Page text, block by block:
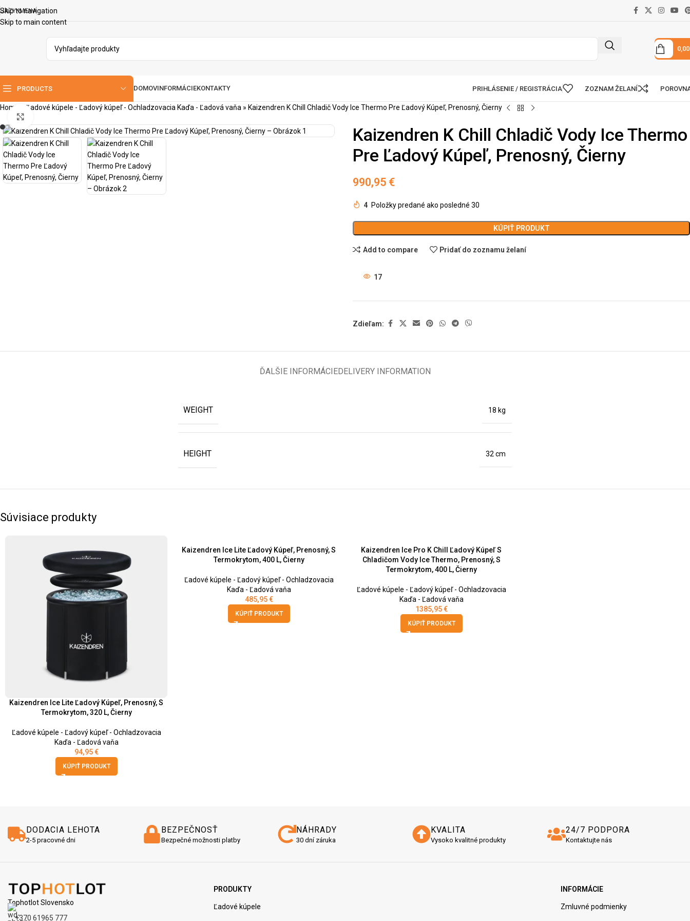
Skip to navigation
Skip to main content
JAZYKMENA
PRODUCTS DOMOVINFORMÁCIEKONTAKTY PRIHLÁSENIE / REGISTRÁCIA ZOZNAM ŽELANÍ
Home Ľadové kúpele - Ľadový kúpeľ - Ochladzovacia Kaďa - Ľadová vaňa » Kaizendren K Chill Chladič Vody Ice Thermo Pre Ľadový Kúpeľ, Prenosný, Čierny
Kaizendren K Chill Chladič Vody Ice Thermo
Pre Ľadový Kúpeľ, Prenosný, Čierny
990,95 €
4 Položky predané ako posledné 30
KÚPIŤ PRODUKT
Add to compare Pridať do zoznamu želaní
17
Zdieľam:
ĎALŠIE INFORMÁCIEDELIVERY INFORMATION
WEIGHT 18 kg
HEIGHT 32 cm
Súvisiace produkty
Kaizendren Ice Lite Ľadový Kúpeľ, Prenosný, S
Termokrytom, 320 L, Čierny
Ľadové kúpele - Ľadový kúpeľ - Ochladzovacia
Kaďa - Ľadová vaňa
94,95€
KÚPIŤ PRODUKT
Kaizendren Ice Lite Ľadový Kúpeľ, Prenosný, S
Termokrytom, 400 L, Čierny
Ľadové kúpele - Ľadový kúpeľ - Ochladzovacia
Kaďa - Ľadová vaňa
485,95€
KÚPIŤ PRODUKT
Kaizendren Ice Pro K Chill Ľadový Kúpeľ S
Chladičom Vody Ice Thermo, Prenosný, S
Termokrytom, 400 L, Čierny
Ľadové kúpele - Ľadový kúpeľ - Ochladzovacia
Kaďa - Ľadová vaňa
1385,95€
KÚPIŤ PRODUKT
DODACIA LEHOTA
2-5 pracovné dni
BEZPEČNOSŤ
Bezpečné možnosti platby
NÁHRADY
30 dní záruka
KVALITA
Vysoko kvalitné produkty
24/7 PODPORA
Kontaktujte nás
Tophotlot Slovensko
+370 61965 777
PRODUKTY
Ľadové kúpele
INFORMÁCIE
Zmluvné podmienky